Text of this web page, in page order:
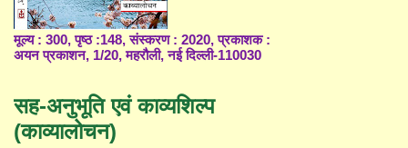
मूल्य : 300, पृष्ठ :148, संस्करण : 2020, प्रकाशक :
अयन प्रकाशन, 1/20, महरौली, नई दिल्ली-110030
सह-अनुभूति एवं काव्यशिल्प
(काव्यालोचन)